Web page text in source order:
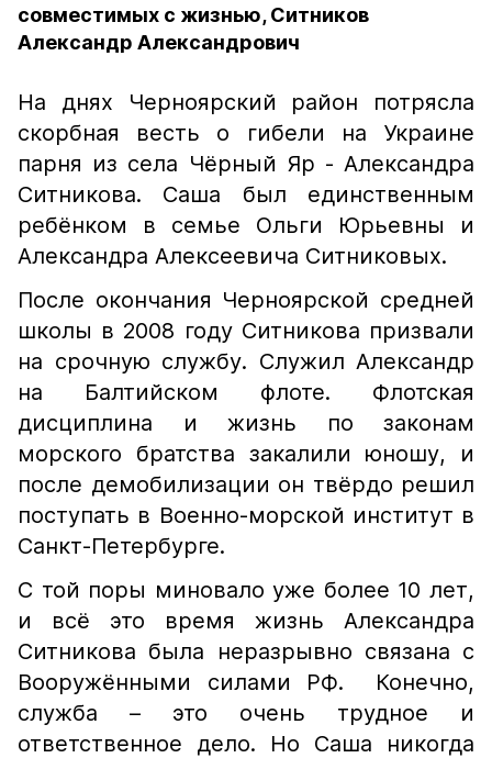
совместимых с жизнью, Ситников
Александр Александрович
На днях Черноярский район потрясла
скорбная весть о гибели на Украине
парня из села Чёрный Яр - Александра
Ситникова. Саша был единственным
ребёнком в семье Ольги Юрьевны и
Александра Алексеевича Ситниковых.
После окончания Черноярской средней
школы в 2008 году Ситникова призвали
на срочную службу. Служил Александр
на Балтийском флоте. Флотская
дисциплина и жизнь по законам
морского братства закалили юношу, и
после демобилизации он твёрдо решил
поступать в Военно-морской институт в
Санкт-Петербурге.
С той поры миновало уже более 10 лет,
и всё это время жизнь Александра
Ситникова была неразрывно связана с
Вооружёнными силами РФ. Конечно,
служба – это очень трудное и
ответственное дело. Но Саша никогда